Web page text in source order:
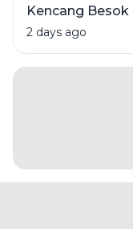
Kencang
Wilayahnya
2 days ago